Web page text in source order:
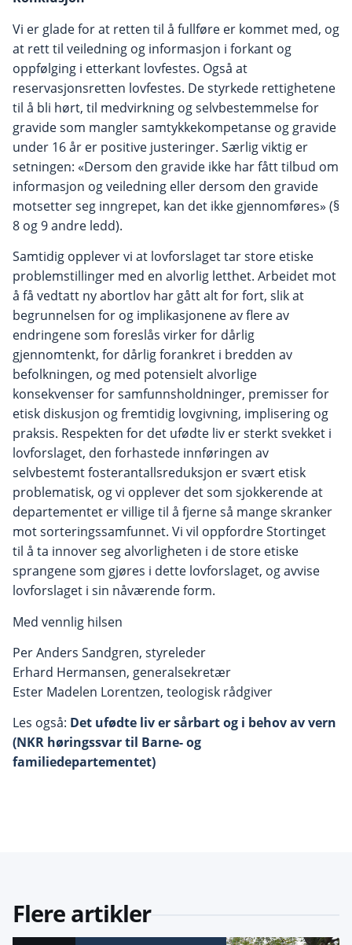
Vi er glade for at retten til å fullføre er kommet med, og
at rett til veiledning og informasjon i forkant og
oppfølging i etterkant lovfestes. Også at
reservasjonsretten lovfestes. De styrkede rettighetene
til å bli hørt, til medvirkning og selvbestemmelse for
gravide som mangler samtykkekompetanse og gravide
under 16 år er positive justeringer. Særlig viktig er
setningen: «Dersom den gravide ikke har fått tilbud om
informasjon og veiledning eller dersom den gravide
motsetter seg inngrepet, kan det ikke gjennomføres» (§
8 og 9 andre ledd).
Samtidig opplever vi at lovforslaget tar store etiske
problemstillinger med en alvorlig letthet. Arbeidet mot
å få vedtatt ny abortlov har gått alt for fort, slik at
begrunnelsen for og implikasjonene av flere av
endringene som foreslås virker for dårlig
gjennomtenkt, for dårlig forankret i bredden av
befolkningen, og med potensielt alvorlige
konsekvenser for samfunnsholdninger, premisser for
etisk diskusjon og fremtidig lovgivning, implisering og
praksis. Respekten for det ufødte liv er sterkt svekket i
lovforslaget, den forhastede innføringen av
selvbestemt fosterantallsreduksjon er svært etisk
problematisk, og vi opplever det som sjokkerende at
departementet er villige til å fjerne så mange skranker
mot sorteringssamfunnet. Vi vil oppfordre Stortinget
til å ta innover seg alvorligheten i de store etiske
sprangene som gjøres i dette lovforslaget, og avvise
lovforslaget i sin nåværende form.
Med vennlig hilsen
Per Anders Sandgren, styreleder
Erhard Hermansen, generalsekretær
Ester Madelen Lorentzen, teologisk rådgiver
Les også: Det ufødte liv er sårbart og i behov av vern
(NKR høringssvar til Barne- og
familiedepartementet)
Flere artikler